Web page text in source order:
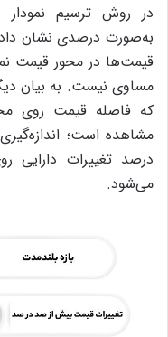
در روش ترسیم نمودار
به‌صورت درصدی نشان
قیمت‌ها در محور قیمت
مساوی نیست. به بیان
که فاصله قیمت روی
مشاهده است؛
درصد تغییرات
می‌شود.